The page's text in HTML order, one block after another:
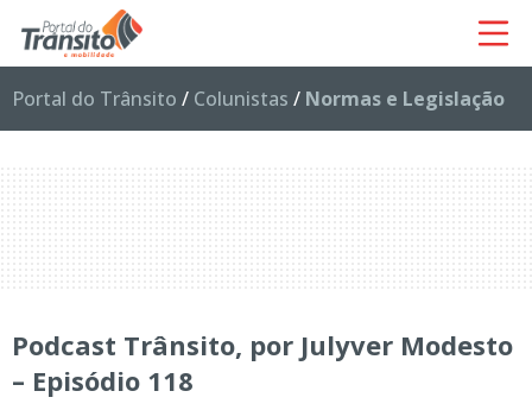
Portal do Trânsito / Colunistas / Normas e Legislação
Podcast Trânsito, por Julyver Modesto
– Episódio 118